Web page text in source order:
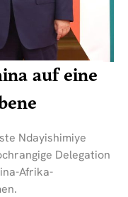
auf eine
Ndayishimiye
Delegation
Afrika-